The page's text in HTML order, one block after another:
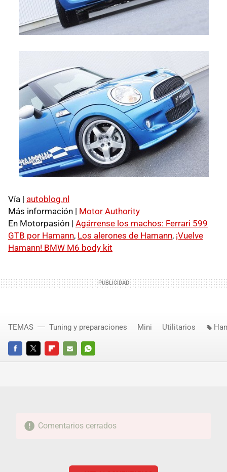
Vía | autoblog.nl
Más información | Motor Authority
En Motorpasión | Agárrense los machos: Ferrari 599
GTB por Hamann, Los alerones de Hamann, ¡Vuelve
Hamann! BMW M6 body kit
FACEBOOKTWITTERFLIPBOARD
E-
WHATSAPP
TEMAS Tuning y preparaciones Mini Utilitarios
Comentarios cerrados